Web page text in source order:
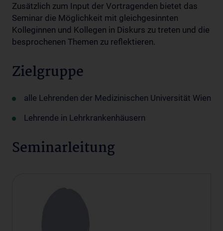
Zusätzlich zum Input der Vortragenden bietet das
Seminar die Möglichkeit mit gleichgesinnten
Kolleginnen und Kollegen in Diskurs zu treten und die
besprochenen Themen zu reflektieren.
Zielgruppe
alle Lehrenden der Medizinischen Universität Wien
Lehrende in Lehrkrankenhäusern
Seminarleitung